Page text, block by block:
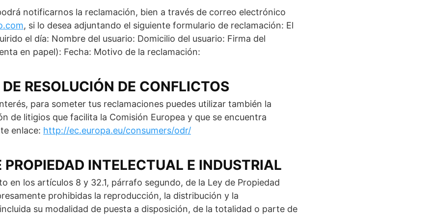
notificarnos la reclamación, bien a través de correo electrónico
, si lo desea adjuntando el siguiente formulario de reclamación: El
el día: Nombre del usuario: Domicilio del usuario: Firma del
en papel): Fecha: Motivo de la reclamación:
RESOLUCIÓN DE CONFLICTOS
para someter tus reclamaciones puedes utilizar también la
de litigios que facilita la Comisión Europea y que se encuentra
enlace: http://ec.europa.eu/consumers/odr/
PROPIEDAD INTELECTUAL E INDUSTRIAL
en los artículos 8 y 32.1, párrafo segundo, de la Ley de Propiedad
prohibidas la reproducción, la distribución y la
su modalidad de puesta a disposición, de la totalidad o parte de